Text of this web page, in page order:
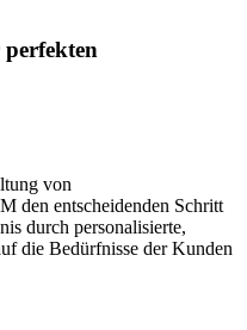
perfekten
von
den entscheidenden Schritt
durch personalisierte,
die Bedürfnisse der Kunden